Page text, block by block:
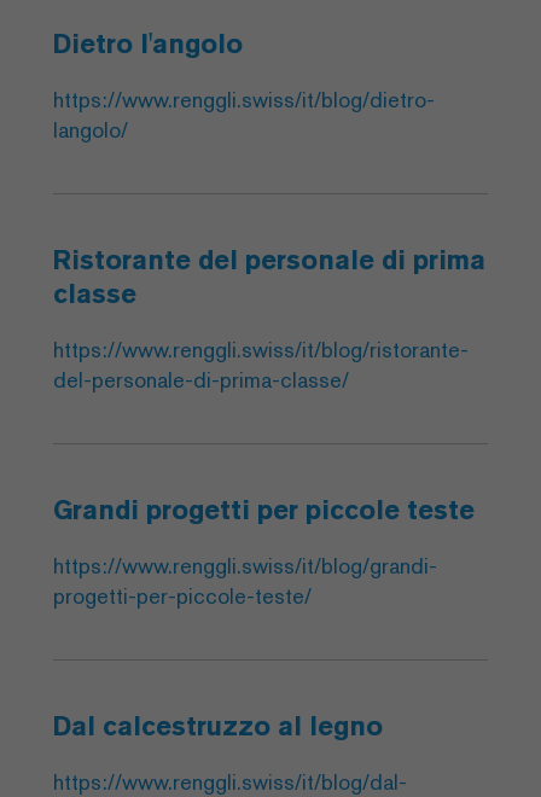
Dietro l'angolo
https://www.renggli.swiss/it/blog/dietro-
langolo/
Ristorante del personale di prima
classe
https://www.renggli.swiss/it/blog/ristorante-
del-personale-di-prima-classe/
Grandi progetti per piccole teste
https://www.renggli.swiss/it/blog/grandi-
progetti-per-piccole-teste/
Dal calcestruzzo al legno
https://www.renggli.swiss/it/blog/dal-